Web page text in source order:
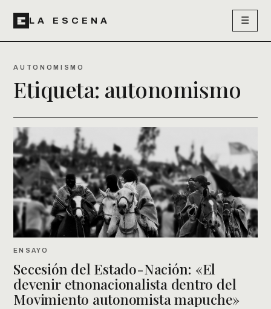
LA ESCENA ☰
AUTONOMISMO
Etiqueta: autonomismo
ENSAYO
Secesión del Estado-Nación: «El
devenir etnonacionalista dentro del
Movimiento autonomista mapuche»